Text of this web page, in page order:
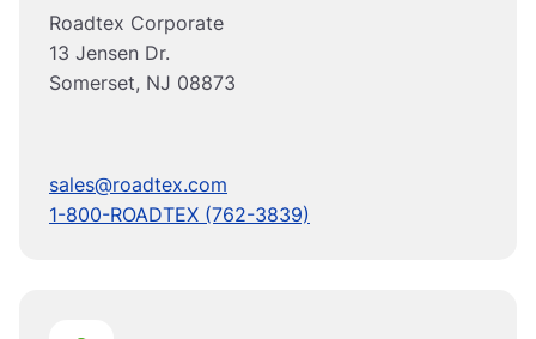
Roadtex Corporate
13 Jensen Dr.
Somerset, NJ 08873
sales@roadtex.com
1-800-ROADTEX (762-3839)